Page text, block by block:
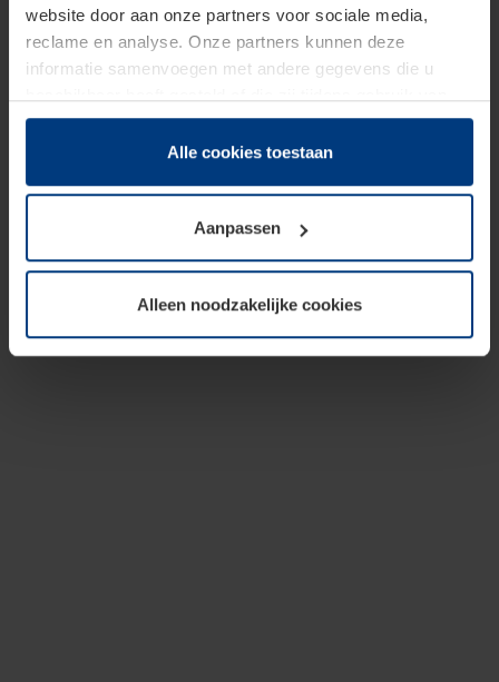
website door aan onze partners voor sociale media,
reclame en analyse. Onze partners kunnen deze
informatie samenvoegen met andere gegevens die u
hun diensten hebben verzameld.
Juridisch hebben wij het recht om cookies op uw
van deze pagina's absoluut vereist is. Voor alle andere
soorten cookies is uw toestemming benodigd. Uw
toestemming kunt u op elk moment bij de uitleg van de
wijzigen of herroepen.
Alle cookies toestaan
Aanpassen
Alleen noodzakelijke cookies